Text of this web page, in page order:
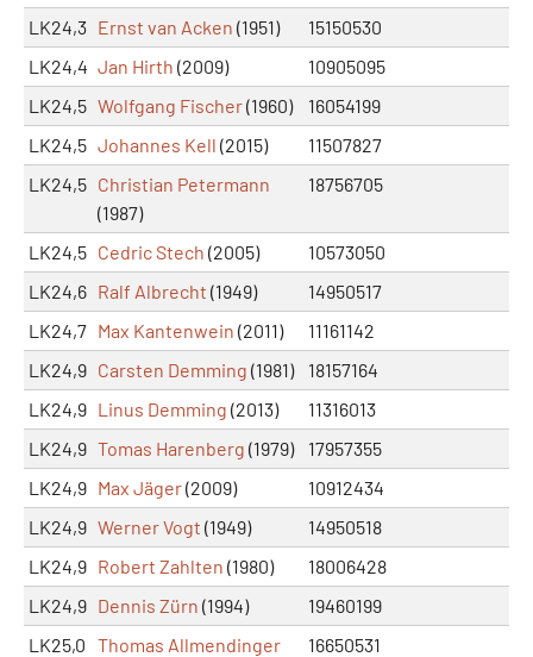
LK24,3 Ernst van Acken (1951)
15150530
LK24,4 Jan Hirth (2009)
10905095
LK24,5 Wolfgang Fischer(1960)
16054199
LK24,5 Johannes Kell (2015)
11507827
LK24,5 Christian Petermann
(1987)
18756705
LK24,5 Cedric Stech (2005)
10573050
LK24,6 Ralf Albrecht (1949)
14950517
LK24,7 Max Kantenwein (2011)
11161142
LK24,9 Carsten Demming (1981)
18157164
LK24,9 Linus Demming (2013)
11316013
LK24,9 Tomas Harenberg (1979)
17957355
LK24,9 Max Jäger(2009)
10912434
LK24,9 Werner Vogt (1949)
14950518
LK24,9 Robert Zahlten (1980)
18006428
LK24,9 Dennis Zürn (1994)
19460199
LK25,0 Thomas Allmendinger 16650531